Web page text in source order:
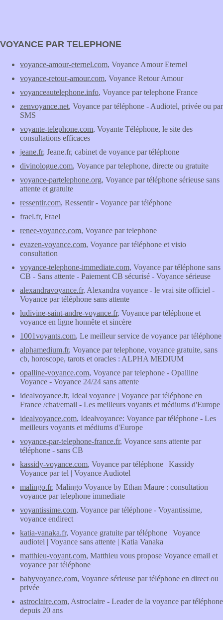
VOYANCE PAR TELEPHONE
voyance-amour-eternel.com, Voyance Amour Eternel
voyance-retour-amour.com, Voyance Retour Amour
voyanceautelephone.info, Voyance par telephone France
zenvoyance.net, Voyance par téléphone - Audiotel, privée ou par
SMS
voyante-telephone.com, Voyante Téléphone, le site des
consultations efficaces
jeane.fr, Jeane.fr, cabinet de voyance par téléphone
divinologue.com, Voyance par telephone, directe ou gratuite
voyance-partelephone.org, Voyance par téléphone sérieuse sans
attente et gratuite
ressentir.com, Ressentir - Voyance par téléphone
frael.fr, Frael
renee-voyance.com, Voyance par telephone
evazen-voyance.com, Voyance par téléphone et visio
consultation
voyance-telephone-immediate.com, Voyance par téléphone sans
CB - Sans attente - Paiement CB sécurisé - Voyance sérieuse
alexandravoyance.fr, Alexandra voyance - le vrai site officiel -
Voyance par téléphone sans attente
ludivine-saint-andre-voyance.fr, Voyance par téléphone et
voyance en ligne honnête et sincère
1001voyants.com, Le meilleur service de voyance par téléphone
alphamedium.fr, Voyance par telephone, voyance gratuite, sans
cb, horoscope, tarots et oracles : ALPHA MEDIUM
opalline-voyance.com, Voyance par telephone - Opalline
Voyance - Voyance 24/24 sans attente
idealvoyance.fr, Ideal voyance | Voyance par téléphone en
France /chat/email - Les meilleurs voyants et médiums d'Europe
idealvoyance.com, Idealvoyance: Voyance par téléphone - Les
meilleurs voyants et médiums d'Europe
voyance-par-telephone-france.fr, Voyance sans attente par
téléphone - sans CB
kassidy-voyance.com, Voyance par téléphone | Kassidy
Voyance par tel | Voyance Audiotel
malingo.fr, Malingo Voyance by Ethan Maure : consultation
voyance par telephone immediate
voyantissime.com, Voyance par téléphone - Voyantissime,
voyance endirect
katia-vanaka.fr, Voyance gratuite par téléphone | Voyance
audiotel | Voyance sans attente | Katia Vanaka
matthieu-voyant.com, Matthieu vous propose Voyance email et
voyance par téléphone
babyvoyance.com, Voyance sérieuse par téléphone en direct ou
privée
astroclaire.com, Astroclaire - Leader de la voyance par téléphone
depuis 20 ans